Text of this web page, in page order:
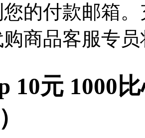
的付款邮箱
商品客服专
10元 1000